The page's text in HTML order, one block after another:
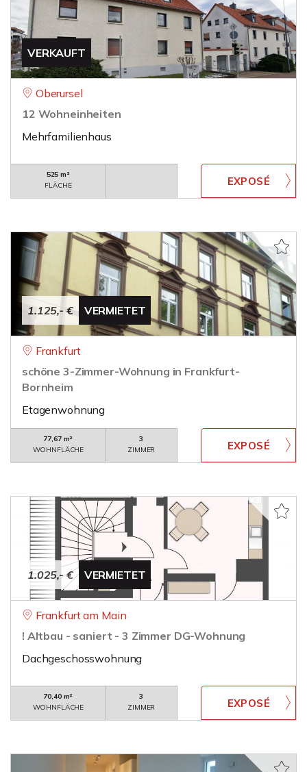
VERKAUFT
Oberursel
12 Wohneinheiten
Mehrfamilienhaus
525 m²
FLÄCHE
1.125,- € VERMIETET
Frankfurt
schöne 3-Zimmer-Wohnung in Frankfurt-
Bornheim
Etagenwohnung
77,67 m²
WOHNFLÄCHE
3
ZIMMER
1.025,- € VERMIETET
Frankfurt am Main
! Altbau - saniert - 3 Zimmer DG-Wohnung
Dachgeschosswohnung
70,40 m²
WOHNFLÄCHE
3
ZIMMER